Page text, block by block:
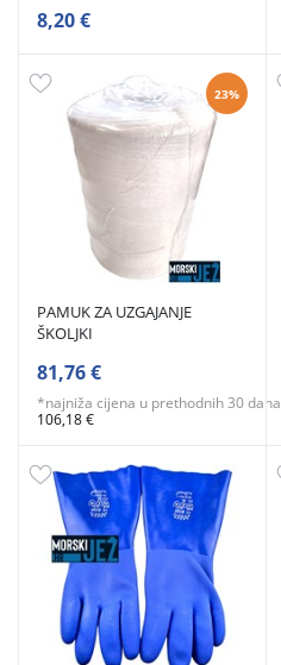
8,20 €
23%
PAMUK ZA UZGAJANJE
ŠKOLJKI
81,76 €
*najniža cijena u prethodnih 30 dana
106,18 €